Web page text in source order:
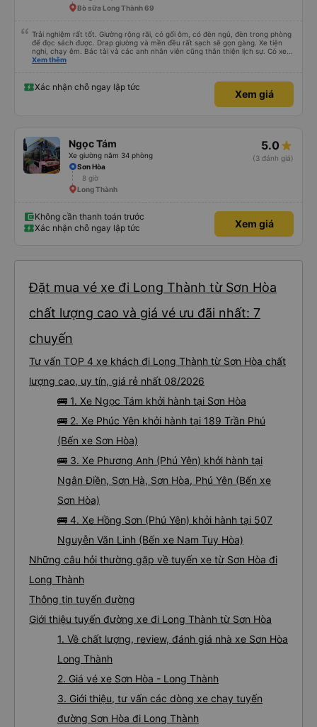
Bò sữa Long Thành 69
Trải nghiệm rất tốt. Giường rộng rãi, có gối ôm, có đèn ngủ, đèn trong phòng
để đọc sách được. Drap giường và mền đều rất sạch sẽ gọn gàng. Xe tiện
nghi, chạy êm. Bác tài và các anh nhân viên cũng thân thiện lịch sự. Có xe
trung chuyển về nội thành thành phố tuy hoà rất tiện. Giá vé hợp lý. Nói
Xem thêm
Xác nhận chỗ ngay lập tức
Xem giá
Ngọc Tám
Xe giường nằm 34 phòng
5.0
(3 đánh giá)
Sơn Hòa
8 giờ
Long Thành
Không cần thanh toán trước
Xác nhận chỗ ngay lập tức
Xem giá
Đặt mua vé xe đi Long Thành từ Sơn Hòa
chất lượng cao và giá vé ưu đãi nhất: 7
chuyến
Tư vấn TOP 4 xe khách đi Long Thành từ Sơn Hòa chất
lượng cao, uy tín, giá rẻ nhất 08/2026
🚌 1. Xe Ngọc Tám khởi hành tại Sơn Hòa
🚌 2. Xe Phúc Yên khởi hành tại 189 Trần Phú
(Bến xe Sơn Hòa)
🚌 3. Xe Phương Anh (Phú Yên) khởi hành tại
Ngân Điền, Sơn Hà, Sơn Hòa, Phú Yên (Bến xe
Sơn Hòa)
🚌 4. Xe Hồng Sơn (Phú Yên) khởi hành tại 507
Nguyễn Văn Linh (Bến xe Nam Tuy Hòa)
Những câu hỏi thường gặp về tuyến xe từ Sơn Hòa đi
Long Thành
Thông tin tuyến đường
Giới thiệu tuyến đường xe đi Long Thành từ Sơn Hòa
1. Về chất lượng, review, đánh giá nhà xe Sơn Hòa
Long Thành
2. Giá vé xe Sơn Hòa - Long Thành
3. Giới thiệu, tư vấn các dòng xe chạy tuyến
đường Sơn Hòa đi Long Thành